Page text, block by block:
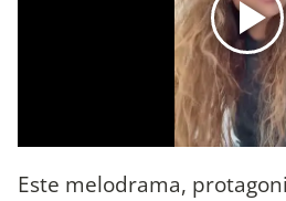
Este melodrama,